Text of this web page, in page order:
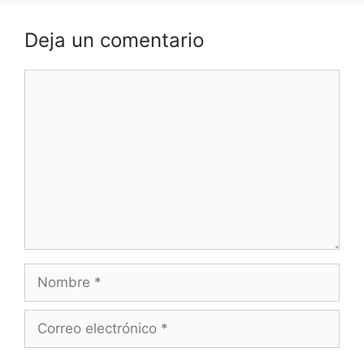
Deja un comentario
Nombre
Correo